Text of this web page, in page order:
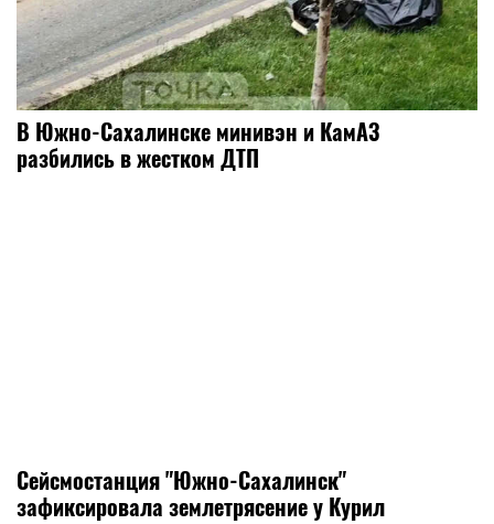
В Южно-Сахалинске минивэн и КамАЗ
разбились в жестком ДТП
Сейсмостанция "Южно-Сахалинск"
зафиксировала землетрясение у Курил